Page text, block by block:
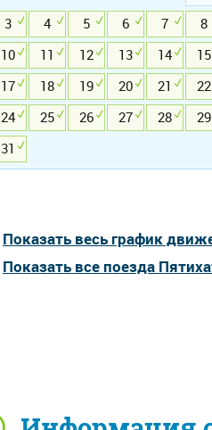
3
4 5 6 7 8
10
11 12 13 14 15
17
18 19 20 21 22
24
25 26 27 28 29
31
Показать весь график
Показать все поезда